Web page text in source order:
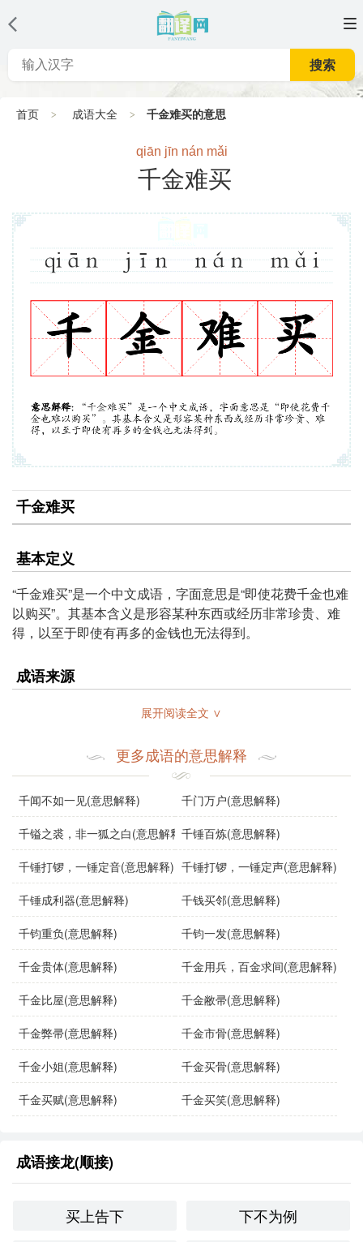
搜索
首页 成语大全 千金难买的意思
qiān jīn nán mǎi
千金难买
千金难买
基本定义
“千金难买”是一个中文成语，字面意思是“即使花费千金也难
以购买”。其基本含义是形容某种东西或经历非常珍贵、难
得，以至于即使有再多的金钱也无法得到。
成语来源
这个成语的历史可以追溯到古代的典籍，具体出处多见于诗
情、健康、时间等。虽然没有确切的单一来源，但在**文学
中，类似的表达早已存在，强调金钱的有限性与某些价值的
使用场景
“千金难买”可以广泛应用于多种场合：
文学作品：在文学作品中，常用来描绘人与人之间深厚
的情谊或某种难以替代的情感。
日常对话：在朋友间的交流中，可能会用来形容友谊的
珍贵或生活中的某些体验。
演讲：在演讲中，尤其是有关人生哲理或价值观的主题
时，可以用来强调金钱无法买到真正重要的东西。
这份真挚的友谊，千金难买。
健康是最大的财富，千金难买的。
展开阅读全文 ∨
更多成语的意思解释
千闻不如一见(意思解释) 千门万户(意思解释)
千镒之裘，非一狐之白(意思解释)千锤百炼(意思解释)
千锤打锣，一锤定音(意思解释) 千锤打锣，一锤定声(意思解释)
千锤成利器(意思解释) 千钱买邻(意思解释)
千钧重负(意思解释) 千钧一发(意思解释)
千金贵体(意思解释) 千金用兵，百金求间(意思解释)
千金比屋(意思解释) 千金敝帚(意思解释)
千金弊帚(意思解释) 千金市骨(意思解释)
千金小姐(意思解释) 千金买骨(意思解释)
千金买赋(意思解释) 千金买笑(意思解释)
成语接龙(顺接)
买上告下
下不为例